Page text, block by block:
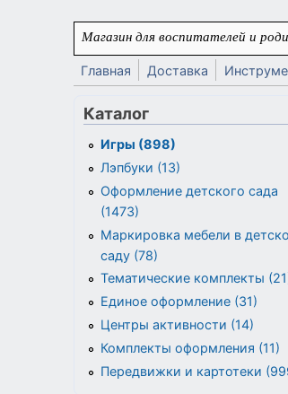
Перейти к основному содержанию
Магазин для воспитателей и
Главная Доставка
Каталог
Игры (898)
Лэпбуки (13)
Оформление детского сада
(1473)
Маркировка мебели в
саду (78)
Тематические комплекты
Единое оформление (31)
Центры активности (14)
Комплекты оформления (11)
Передвижки и картотеки